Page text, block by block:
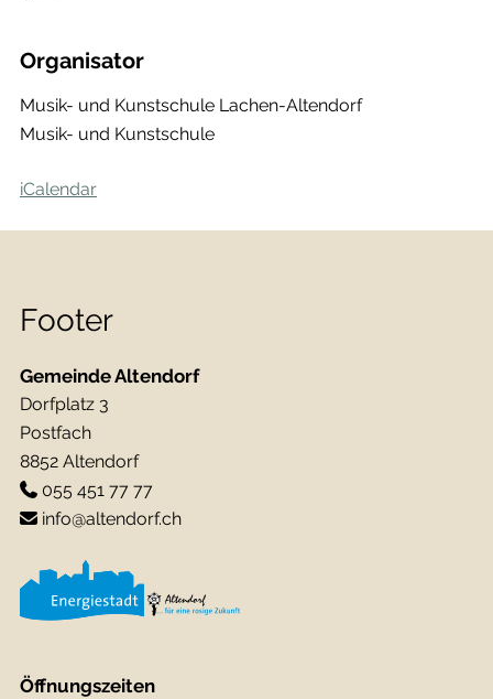
Organisator
Musik- und Kunstschule Lachen-Altendorf
Musik- und Kunstschule
iCalendar
Footer
Gemeinde Altendorf
Dorfplatz 3
Postfach
8852 Altendorf
055 451 77 77
info@altendorf.ch
Öffnungszeiten